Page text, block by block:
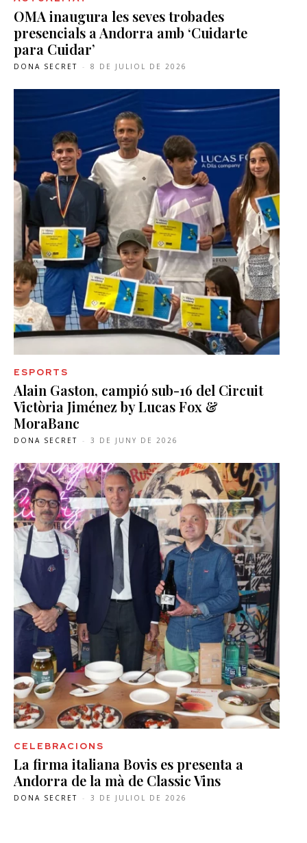
OMA inaugura les seves trobades
presencials a Andorra amb ‘Cuidarte
para Cuidar’
DONA SECRET - 8 DE JULIOL DE 2026
ESPORTS
Alain Gaston, campió sub-16 del Circuit
Victòria Jiménez by Lucas Fox &
MoraBanc
DONA SECRET - 3 DE JUNY DE 2026
CELEBRACIONS
La firma italiana Bovis es presenta a
Andorra de la mà de Classic Vins
DONA SECRET - 3 DE JULIOL DE 2026